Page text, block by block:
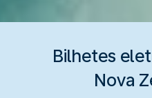
Bilhetes
Nova